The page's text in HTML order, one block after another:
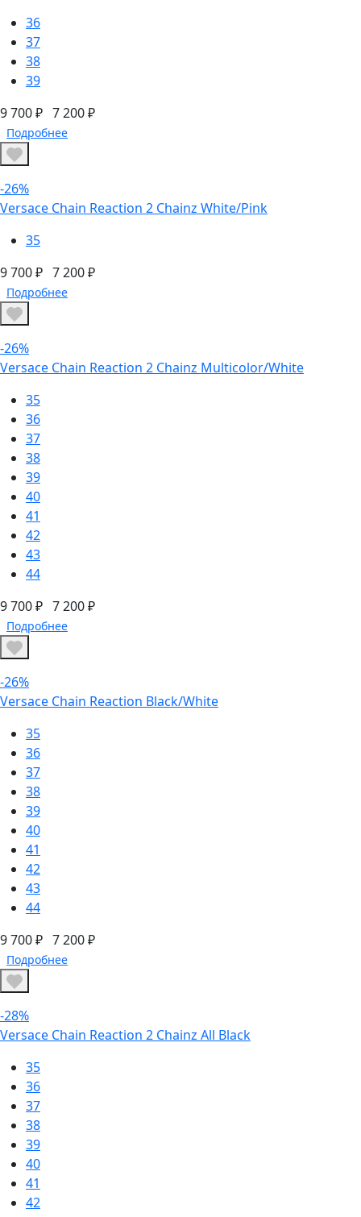
36
37
38
39
9 700 ₽ 7 200 ₽
Подробнее
-26%
Versace Chain Reaction 2 Chainz White/Pink
35
9 700 ₽ 7 200 ₽
Подробнее
-26%
Versace Chain Reaction 2 Chainz Multicolor/White
35
36
37
38
39
40
41
42
43
44
9 700 ₽ 7 200 ₽
Подробнее
-26%
Versace Chain Reaction Black/White
35
36
37
38
39
40
41
42
43
44
9 700 ₽ 7 200 ₽
Подробнее
-28%
Versace Chain Reaction 2 Chainz All Black
35
36
37
38
39
40
41
42